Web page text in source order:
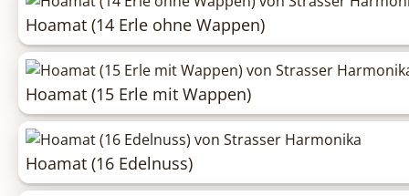
Hoamat (14 Erle ohne Wappen)
Hoamat (15 Erle mit Wappen)
Hoamat (16 Edelnuss)